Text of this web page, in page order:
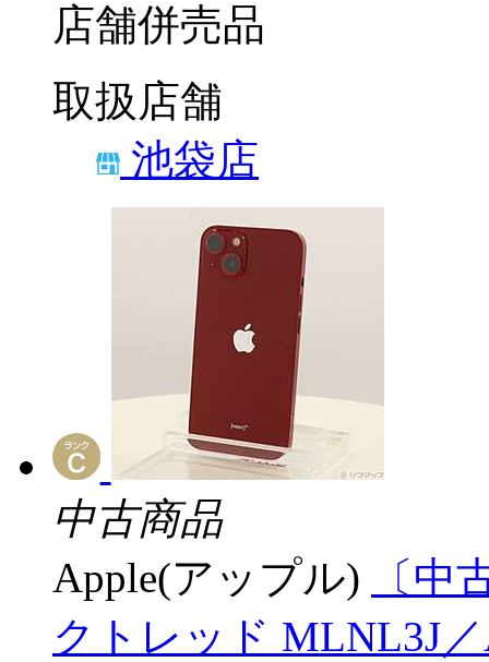
店舗併売品
取扱店舗
池袋店
中古商品
Apple(アップル)
〔中
クトレッド MLNL3J